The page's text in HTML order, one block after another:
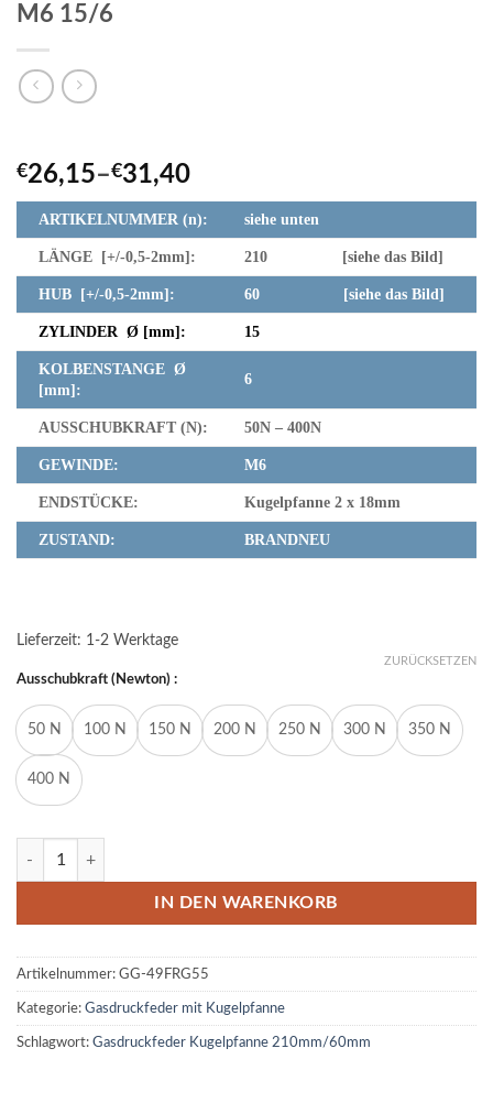
M6 15/6
€26,15–€31,40
ARTIKELNUMMER (n): siehe unten
LÄNGE [+/-0,5-2mm]: 210 [siehe das Bild]
HUB [+/-0,5-2mm]: 60 [siehe das Bild]
ZYLINDER Ø [mm]: 15
KOLBENSTANGE Ø
[mm]:
6
AUSSCHUBKRAFT (N): 50N – 400N
GEWINDE: M6
ENDSTÜCKE: Kugelpfanne 2 x 18mm
ZUSTAND: BRANDNEU
Lieferzeit: 1-2 Werktage
Ausschubkraft (Newton) :
50 N 100 N 150 N 200 N 250 N 300 N 350 N
400 N
ZURÜCKSETZEN
Gasdruckfeder Gasdruckdämpfer Kugelpfanne 210mm/60mm 50N-
IN DEN WARENKORB
Artikelnummer: GG-49FRG55
Kategorie: Gasdruckfeder mit Kugelpfanne
Schlagwort: Gasdruckfeder Kugelpfanne 210mm/60mm